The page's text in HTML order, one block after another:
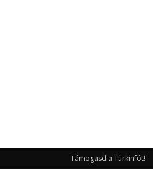
Támogasd a Türkinfót!